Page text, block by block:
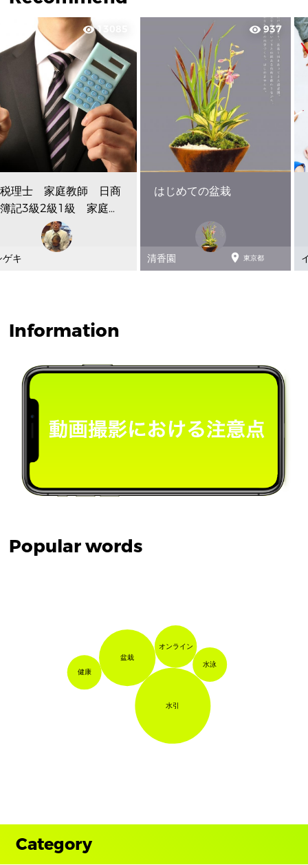
visibility13085
税理士 家庭教師 日商
簿記3級2級1級 家庭教
師 Skype・プライベ...
ゲキ
visibility 937
はじめての盆栽
清香園  東京都
Information
Popular words
水泳
健康
オンライン
盆栽
水引
Category